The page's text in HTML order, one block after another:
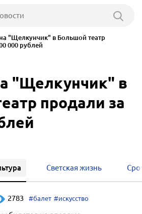
"Щелкунчик" в Большой театр
000 рублей
"Щелкунчик" в
продали за
Светская жизнь
2783 #балет #искусство